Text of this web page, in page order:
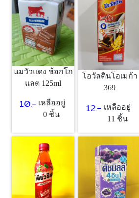
นมวัวแดง ช้อกโก
แลต 125ml
10.- เหลืออยู่
0 ชิ้น
โอวัลตินโอเมก้า
369
12.- เหลืออยู่
11 ชิ้น